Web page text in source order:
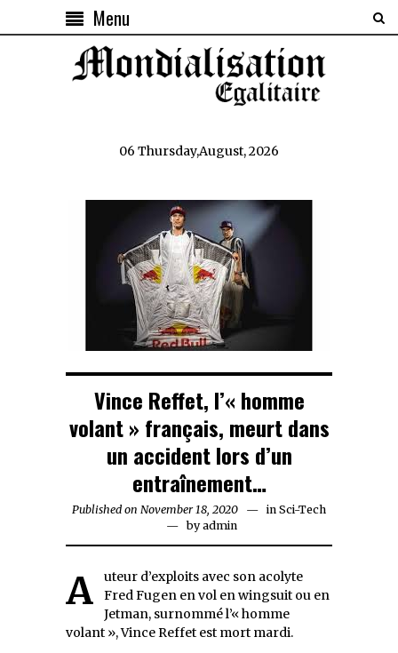
Menu
06 Thursday,August, 2026
Vince Reffet, l’« homme
volant » français, meurt dans
un accident lors d’un
entraînement…
Published on November 18, 2020 November
in Sci-Tech
byadmin
Auteur d’exploits avec son acolyte
Fred Fugen en vol en wingsuit ou en
Jetman, surnommé l’« homme
volant », Vince Reffet est mort mardi.